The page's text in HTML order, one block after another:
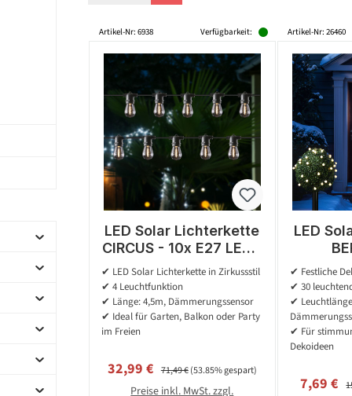
Artikel-Nr: 6938 Verfügbarkeit:
LED Solar Lichterkette
CIRCUS - 10x E27 LED -
4 Leuchtfunktionen - L:
4,5m - Lichtsensor -
für Außen
✔ LED Solar Lichterkette in Zirkussstil
✔ 4 Leuchtfunktion
✔ Länge: 4,5m, Dämmerungssensor
✔ Ideal für Garten, Balkon oder Party
im Freien
Verkaufspreis:
32,99 € Regulärer Preis:
71,49 €(53.85% gespart)
Preise inkl. MwSt. zzgl.
Artikel-Nr: 26460
LED
✔ Festliche
✔ 30
✔
✔ Für
Dekoideen
7,69 €